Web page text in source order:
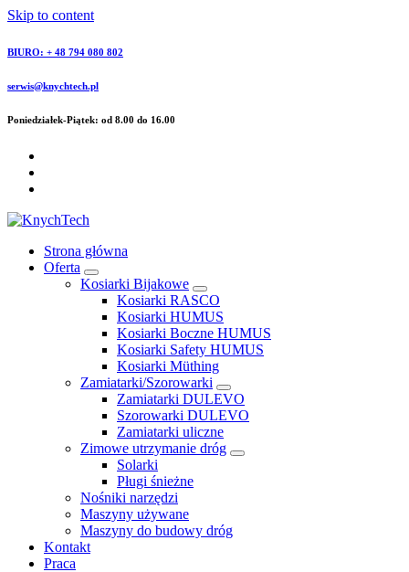
Skip to content
BIURO: + 48 794 080 802
serwis@knychtech.pl
Poniedziałek-Piątek: od 8.00 do 16.00
Strona główna
Oferta
Kosiarki Bijakowe
Kosiarki RASCO
Kosiarki HUMUS
Kosiarki Boczne HUMUS
Kosiarki Safety HUMUS
Kosiarki Müthing
Zamiatarki/Szorowarki
Zamiatarki DULEVO
Szorowarki DULEVO
Zamiatarki uliczne
Zimowe utrzymanie dróg
Solarki
Pługi śnieżne
Nośniki narzędzi
Maszyny używane
Maszyny do budowy dróg
Kontakt
Praca